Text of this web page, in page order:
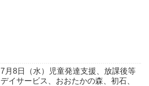
7月8日（水）児童発達支援、放課後等
デイサービス、おおたかの森、初石、